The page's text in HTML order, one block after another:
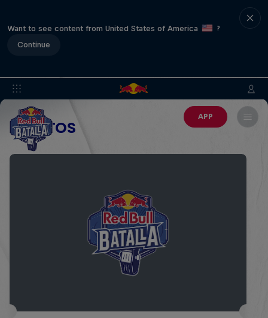
Want to see content from United States of America
?
Continue
APP
EVENTOS